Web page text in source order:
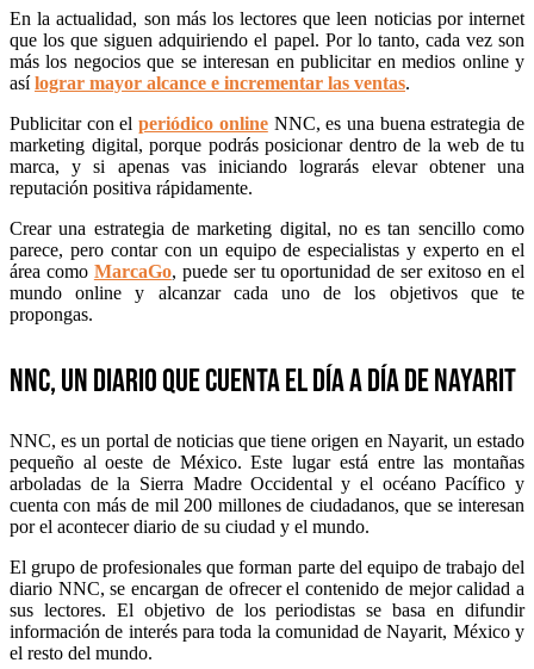
En la actualidad, son más los lectores que leen noticias por internet
que los que siguen adquiriendo el papel. Por lo tanto, cada vez son
más los negocios que se interesan en publicitar en medios online y
asílograr mayor alcance e incrementar las ventas.
Publicitar con elperiódico onlineNNC, es una buena estrategia de
marketing digital, porque podrás posicionar dentro de la web de tu
marca, y si apenas vas iniciando lograrás elevar obtener una
reputación positiva rápidamente.
Crear una estrategia de marketing digital, no es tan sencillo como
parece, pero contar con un equipo de especialistas y experto en el
área como MarcaGo, puede ser tu oportunidad de ser exitoso en el
mundo online y alcanzar cada uno de los objetivos que te
propongas.
NNC, un diario que cuenta el día a día de Nayarit
NNC, es un portal de noticias que tiene origen en Nayarit, un estado
pequeño al oeste de México. Este lugar está entre las montañas
arboladas de la Sierra Madre Occidental y el océano Pacífico y
cuenta con más de mil 200 millones de ciudadanos, que se interesan
por el acontecer diario de su ciudad y el mundo.
El grupo de profesionales que forman parte del equipo de trabajo del
diario NNC, se encargan de ofrecer el contenido de mejor calidad a
sus lectores. El objetivo de los periodistas se basa en difundir
información de interés para toda la comunidad de Nayarit, México y
el resto del mundo.